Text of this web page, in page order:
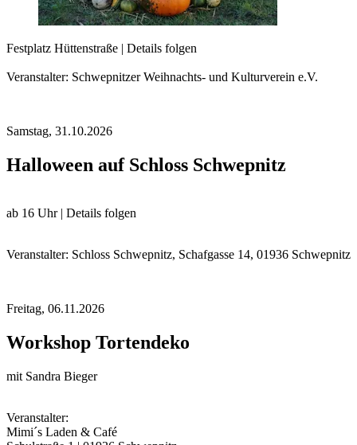
Festplatz Hüttenstraße | Details folgen
Veranstalter: Schwepnitzer Weihnachts- und Kulturverein e.V.
Samstag, 31.10.2026
Halloween auf Schloss Schwepnitz
ab 16 Uhr | Details folgen
Veranstalter: Schloss Schwepnitz, Schafgasse 14, 01936 Schwepnitz
Freitag, 06.11.2026
Workshop Tortendeko
mit Sandra Bieger
Veranstalter:
Mimi´s Laden & Café